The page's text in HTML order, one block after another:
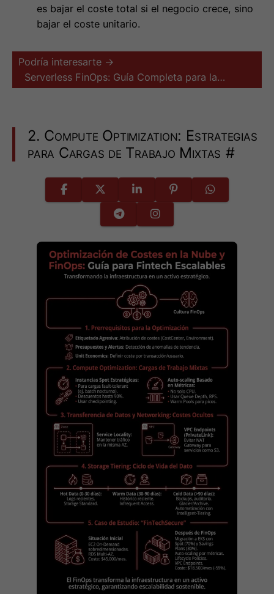
es bajar el coste total si el negocio crece, sino
bajar el coste unitario.
Podría interesarte →
Serverless FinOps: Guía Completa para la…
2. Compute Optimization: Estrategias
para Cargas de Trabajo Mixtas #